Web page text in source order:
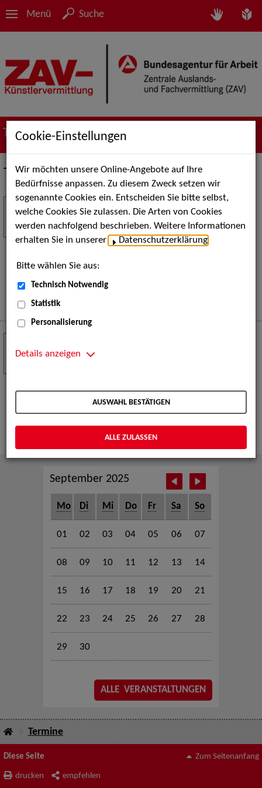
Menü Suche
Termine
Termine
Stuttgart Street Art
Kunst, Live-Acts und Aktionen für Kinder und
Familien. Die Stuttgart Street Art verwandelt den
eine große Open-Air-Bühne voller Akrobatik, Tanz,
Musik und beeindruckender Live-Performances.
Mehr
18
JUL
Serienfestival Weimar
TeleVisionale – Film- und Serienfestival in Weimar
und Eventpartnerin des Crew Call Weimar.
Mehr
NOV
September 2025
Mo Di Mi Do Fr Sa So
01 02 03 04 05 06 07
08 09 10 11 12 13 14
15 16 17 18 19 20 21
22 23 24 25 26 27 28
29 30
ALLE VERANSTALTUNGEN
Termine
Diese Seite
drucken empfehlen
Zum Seitenanfang
Cookie-Einstellungen
Wir möchten unsere Online-Angebote auf Ihre
Bedürfnisse anpassen. Zu diesem Zweck setzen wir
sogenannte Cookies ein. Entscheiden Sie bitte selbst,
welche Cookies Sie zulassen. Die Arten von Cookies
werden nachfolgend beschrieben. Weitere Informationen
erhalten Sie in unserer
Datenschutzerklärung
Bitte wählen Sie aus:
Technisch Notwendig
Statistik
Personalisierung
Details anzeigen
AUSWAHL BESTÄTIGEN
ALLE ZULASSEN